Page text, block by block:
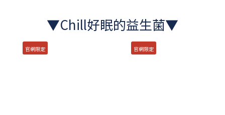
▼Chill好眠的益生菌▼
官網限定 官網限定